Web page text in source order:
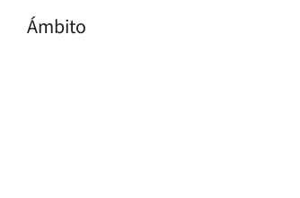
Ámbito